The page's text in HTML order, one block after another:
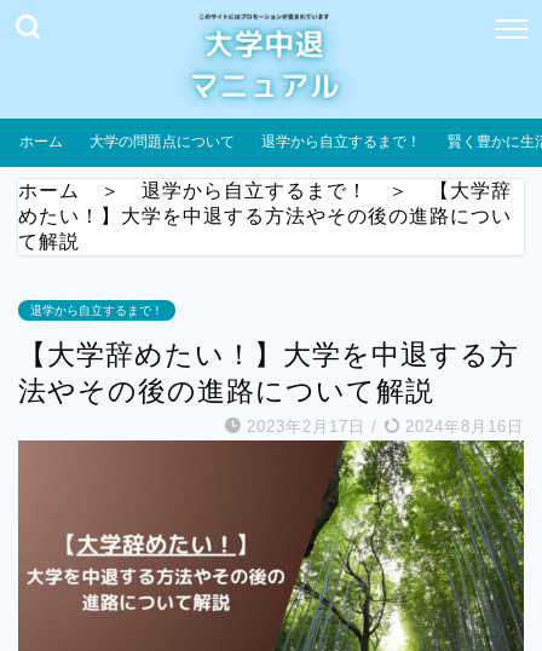
ホーム 大学の問題点について 退学から自立するまで！ 賢く豊かに生
ホーム ＞ 退学から自立するまで！ ＞
【大学辞
めたい！】大学を中退する方法やその後の進路につい
て解説
退学から自立するまで！
【大学辞めたい！】大学を中退する方
法やその後の進路について解説
2023年2月17日 / 2024年8月16日